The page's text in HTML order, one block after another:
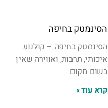
הסינמטק בחיפה
הסינמטק בחיפה – קולנוע
איכותי, תרבות, ואווירה שאין
בשום מקום
קרא עוד »